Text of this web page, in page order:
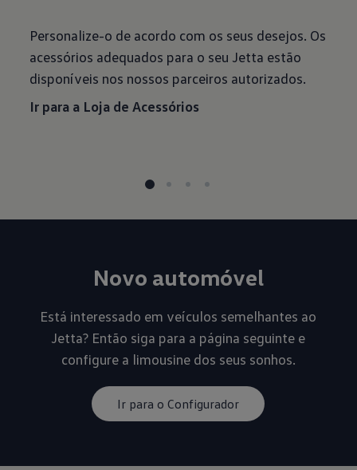
Personalize-o de acordo com os seus desejos. Os
acessórios adequados para o seu Jetta estão
disponíveis nos nossos parceiros autorizados.
Ir para a Loja de Acessórios
Novo automóvel
Está interessado em veículos semelhantes ao
Jetta? Então siga para a página seguinte e
configure a limousine dos seus sonhos.
Ir para o Configurador